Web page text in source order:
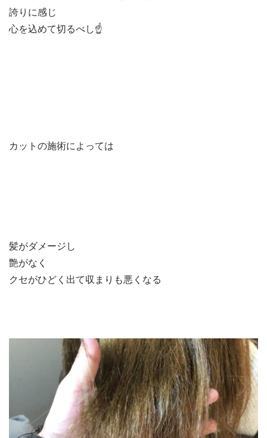
誇りに感じ
心を込めて切るべし☝️
カットの施術によっては
髪がダメージし
艶がなく
クセがひどく出て収まりも悪くなる